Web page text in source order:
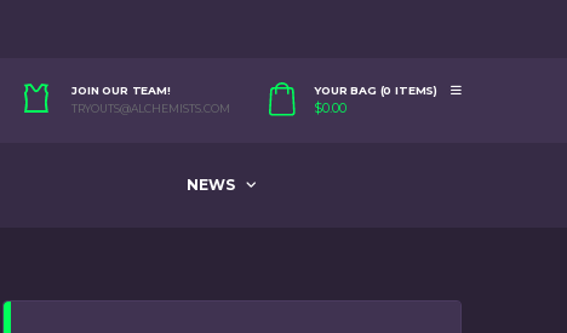
JOIN OUR TEAM!
TRYOUTS@ALCHEMISTS.COM
YOUR BAG (0 ITEMS)
$0.00
NEWS